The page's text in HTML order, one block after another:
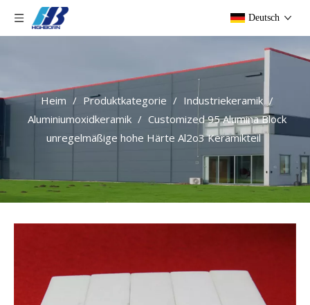
Deutsch
Heim / Produktkategorie / Industriekeramik /
Aluminiumoxidkeramik / Customized 95 Alumina Block
unregelmäßige hohe Härte Al2o3 Keramikteil